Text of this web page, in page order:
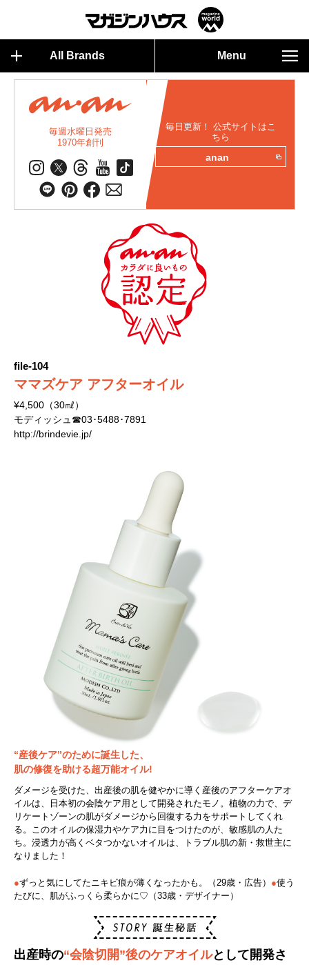
All Brands Menu
毎週水曜日発売
1970年創刊
毎日更新！ 公式サイトはこ
ちら
anan
file-104
ママズケア アフターオイル
¥4,500（30㎖）
モディッシュ☎03･5488･7891
http://brindevie.jp/
“産後ケア”のために誕生した、
肌の修復を助ける超万能オイル!
ダメージを受けた、出産後の肌を健やかに導く産後のアフターケアオ
イルは、日本初の会陰ケア用として開発されたモノ。植物の力で、デ
リケートゾーンの肌がダメージから回復する力をサポートしてくれ
る。このオイルの保湿力やケア力に目をつけたのが、敏感肌の人た
ち。浸透力が高くベタつかないオイルは、トラブル肌の新・救世主に
なりました！
●ずっと気にしてたニキビ痕が薄くなったかも。（29歳・広告） ●使う
たびに、肌がふっくら柔らかに♡（33歳・デザイナー）
出産時の“会陰切開”後のケアオイルとして開発さ